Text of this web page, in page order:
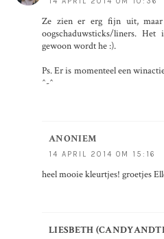
Ze zien er erg fijn uit,
oogschaduwsticks/liners.
gewoon wordt he :).
Ps. Er is momenteel een
^-^
ANONIEM
14 APRIL 2014 OM 15:16
heel mooie kleurtjes! groetjes
LIESBETH